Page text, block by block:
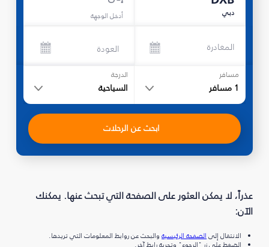
دبي أدخل الوجهة
المغادرة العودة
مسافر
1 مسافر
الدرجة
السياحية
ابحث عن الرحلات
عذراً، لا يمكن العثور على الصفحة التي تبحث عنها. يمكنك
الآن:
الانتقال إلىالصفحة الرئيسيةوالبحث عن روابط المعلومات التي تريدها.